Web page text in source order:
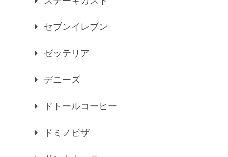
セブンイレブン
ゼッテリア
デニーズ
ドトールコーヒー
ドミノピザ